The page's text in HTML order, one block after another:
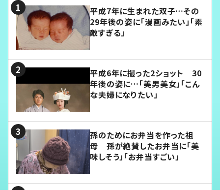
平成7年に生まれた双子…その
29年後の姿に「漫画みたい」「素
敵すぎる」
平成6年に撮った2ショット 30
年後の姿に…「美男美女」「こん
な夫婦になりたい」
孫のためにお弁当を作った祖
母 孫が絶賛したお弁当に「美
味しそう」「お弁当すごい」